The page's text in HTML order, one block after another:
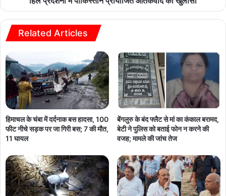
Related Articles
हिमाचल के चंबा में दर्दनाक बस हादसा, 100
फीट नीचे सड़क पर जा गिरी बस; 7 की मौत,
11 घायल
बेंगलुरु के बंद फ्लैट से मां का कंकाल बरामद,
बेटी ने पुलिस को बताई फोन न करने की
वजह; मामले की जांच तेज